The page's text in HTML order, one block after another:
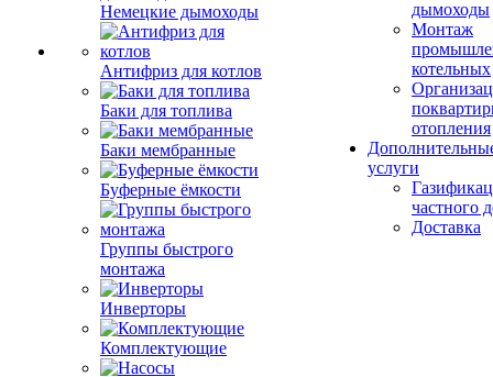
Немецкие дымоходы
Антифриз для котлов
Баки для топлива
Баки мембранные
Буферные ёмкости
Группы быстрого
монтажа
Инверторы
Комплектующие
дымоходы
Монтаж
котельных
отопления
услуги
частного
Доставка